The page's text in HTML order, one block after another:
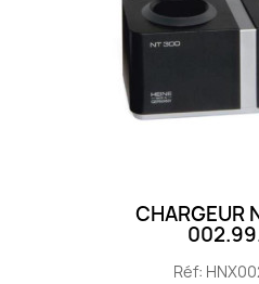
CHARGEUR
Réf: